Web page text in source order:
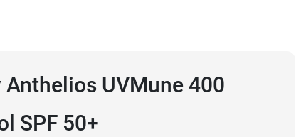
Anthelios UVMune 400
SPF 50+